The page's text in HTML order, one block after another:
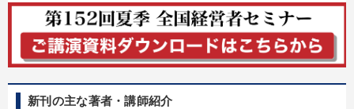
新刊の主な著者・講師紹介